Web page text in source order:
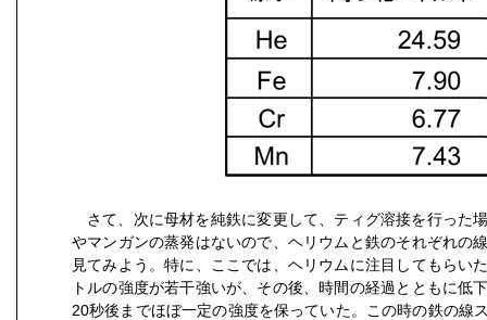
さて、次に母材を純鉄に変更して、ティグ溶接を行った
やマンガンの蒸発はないので、ヘリウムと鉄のそれぞれの
見てみよう。特に、ここでは、ヘリウムに注目してもらい
トルの強度が若干強いが、その後、時間の経過とともに低
20秒後までほぼ一定の強度を保っていた。この時の鉄の線